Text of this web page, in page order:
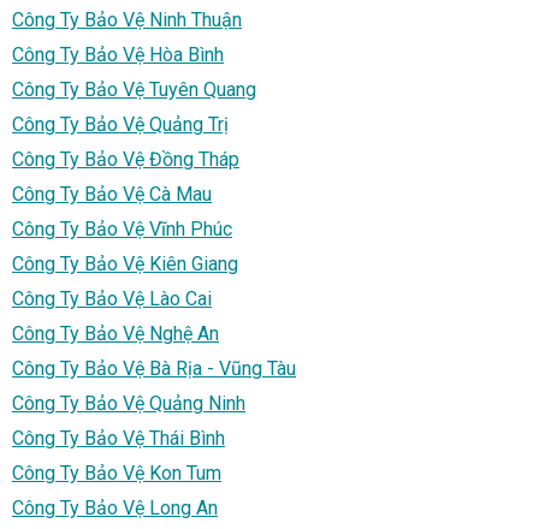
Công Ty Bảo Vệ Ninh Thuận
Công Ty Bảo Vệ Hòa Bình
Công Ty Bảo Vệ Tuyên Quang
Công Ty Bảo Vệ Quảng Trị
Công Ty Bảo Vệ Đồng Tháp
Công Ty Bảo Vệ Cà Mau
Công Ty Bảo Vệ Vĩnh Phúc
Công Ty Bảo Vệ Kiên Giang
Công Ty Bảo Vệ Lào Cai
Công Ty Bảo Vệ Nghệ An
Công Ty Bảo Vệ Bà Rịa - Vũng Tàu
Công Ty Bảo Vệ Quảng Ninh
Công Ty Bảo Vệ Thái Bình
Công Ty Bảo Vệ Kon Tum
Công Ty Bảo Vệ Long An